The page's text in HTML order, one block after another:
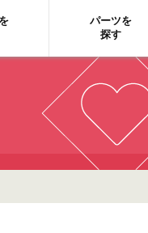
パーツを
探す